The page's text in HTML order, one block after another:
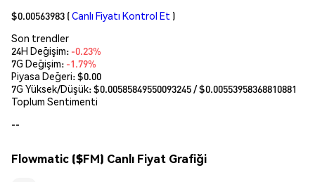
$0.00563983 (Canlı Fiyatı Kontrol Et )
Son trendler
24H Değişim: -0.23%
7G Değişim: -1.79%
Piyasa Değeri:$0.00
7G Yüksek/Düşük: $0.00585849550093245/ $0.00553958368810881
Toplum Sentimenti
--
Flowmatic ($FM) Canlı Fiyat Grafiği